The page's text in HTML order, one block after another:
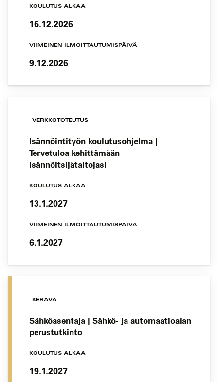
KOULUTUS ALKAA
16.12.2026
VIIMEINEN ILMOITTAUTUMISPÄIVÄ
9.12.2026
VERKKOTOTEUTUS
Isännöintityön koulutusohjelma |
Tervetuloa kehittämään
isännöitsijätaitojasi
KOULUTUS ALKAA
13.1.2027
VIIMEINEN ILMOITTAUTUMISPÄIVÄ
6.1.2027
KERAVA
Sähköasentaja | Sähkö- ja automaatioalan
perustutkinto
KOULUTUS ALKAA
19.1.2027